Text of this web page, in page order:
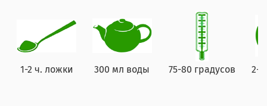
1-2 ч. ложки 300 мл воды 75-80 градусов 2-